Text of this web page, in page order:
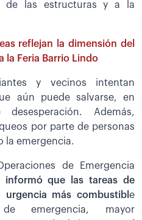
de las estructuras y a la
reflejan la dimensión del
la Feria Barrio Lindo
y vecinos intentan
aún puede salvarse, en
Además,
por parte de personas
la emergencia.
de Emergencia
informó que las tareas de
más combustibl e
emergencia, mayor